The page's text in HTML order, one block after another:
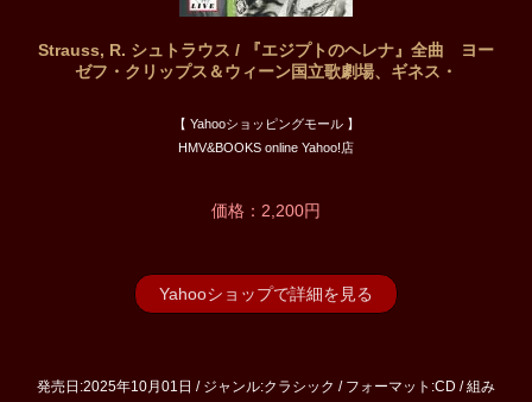
Strauss, R. シュトラウス / 『エジプトのヘレナ』全曲 ヨー
ゼフ・クリップス＆ウィーン国立歌劇場、ギネス・
【 Yahooショッピングモール 】
HMV&BOOKS online Yahoo!店
価格：2,200円
Yahooショップで詳細を見る
発売日:2025年10月01日 / ジャンル:クラシック / フォーマット:CD / 組み